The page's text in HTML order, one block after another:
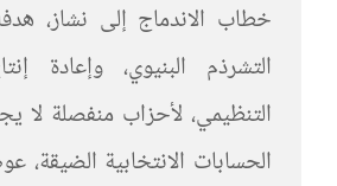
خطاب الاندماج إلى نشاز،
التشرذم البنيوي، وإعادة
التنظيمي، لأحزاب منفصلة لا
الحسابات الانتخابية